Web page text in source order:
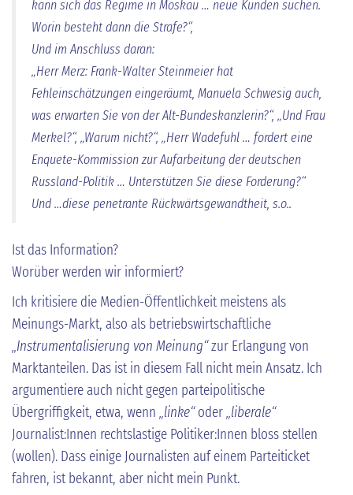
kann sich das Regime in Moskau … neue Kunden suchen.
Worin besteht dann die Strafe?“,
Und im Anschluss daran:
„Herr Merz: Frank-Walter Steinmeier hat
Fehleinschätzungen eingeräumt, Manuela Schwesig auch,
was erwarten Sie von der Alt-Bundeskanzlerin?“, „Und Frau
Merkel?“, „Warum nicht?“, „Herr Wadefuhl … fordert eine
Enquete-Kommission zur Aufarbeitung der deutschen
Russland-Politik … Unterstützen Sie diese Forderung?“
Und …diese penetrante Rückwärtsgewandtheit, s.o..
Ist das Information?
Worüber werden wir informiert?
Ich kritisiere die Medien-Öffentlichkeit meistens als
Meinungs-Markt, also als betriebswirtschaftliche
„Instrumentalisierung von Meinung“zur Erlangung von
Marktanteilen. Das ist in diesem Fall nicht mein Ansatz. Ich
argumentiere auch nicht gegen parteipolitische
Übergriffigkeit, etwa, wenn „linke“oder„liberale“
Journalist:Innen rechtslastige Politiker:Innen bloss stellen
(wollen). Dass einige Journalisten auf einem Parteiticket
fahren, ist bekannt, aber nicht mein Punkt.